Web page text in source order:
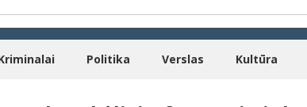
Politika Verslas Kultūra